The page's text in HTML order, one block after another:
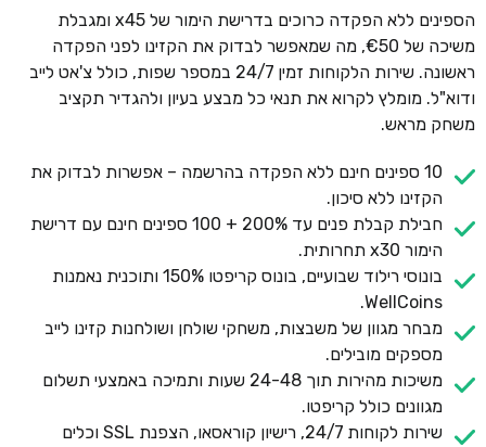
הספינים ללא הפקדה כרוכים בדרישת הימור של x45 ומגבלת
משיכה של €50, מה שמאפשר לבדוק את הקזינו לפני הפקדה
ראשונה. שירות הלקוחות זמין 24/7 במספר שפות, כולל צ'אט לייב
ודוא"ל. מומלץ לקרוא את תנאי כל מבצע בעיון ולהגדיר תקציב
משחק מראש.
10 ספינים חינם ללא הפקדה בהרשמה – אפשרות לבדוק את
הקזינו ללא סיכון.
חבילת קבלת פנים עד 200% + 100 ספינים חינם עם דרישת
הימור x30 תחרותית.
בונוסי רילוד שבועיים, בונוס קריפטו 150% ותוכנית נאמנות
WellCoins.
מבחר מגוון של משבצות, משחקי שולחן ושולחנות קזינו לייב
מספקים מובילים.
משיכות מהירות תוך 24-48 שעות ותמיכה באמצעי תשלום
מגוונים כולל קריפטו.
שירות לקוחות 24/7, רישיון קוראסאו, הצפנת SSL וכלים